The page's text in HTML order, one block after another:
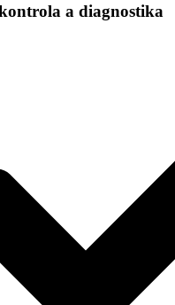
a diagnostika